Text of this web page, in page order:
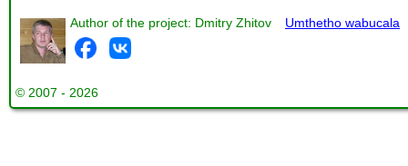
Author of the project: Dmitry Zhitov
© 2007 - 2026
Umthetho wabucala